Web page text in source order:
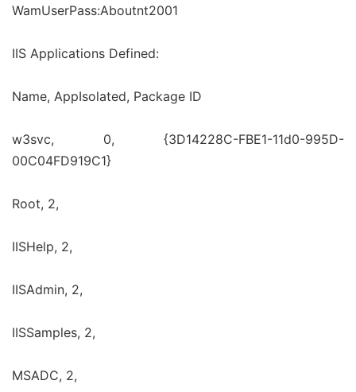
WamUserPass:Aboutnt2001
IIS Applications Defined:
Name, AppIsolated, Package ID
w3svc, 0, {3D14228C-FBE1-11d0-995D-
00C04FD919C1}
Root, 2,
IISHelp, 2,
IISAdmin, 2,
IISSamples, 2,
MSADC, 2,